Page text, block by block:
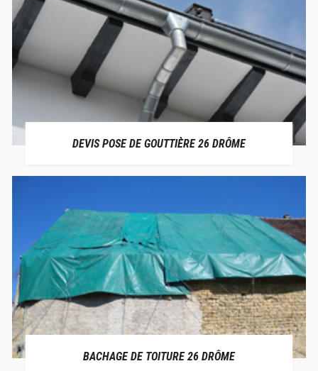
DEVIS POSE DE GOUTTIÈRE 26 DRÔME
BACHAGE DE TOITURE 26 DRÔME